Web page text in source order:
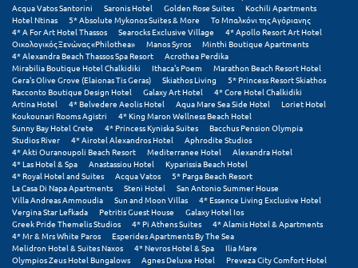
Παύλιανη
Πειραιάς
Πελοπόννησος
Πήλιο
Πιερία
Πλαταμώνας
Πλύτρα Λακωνίας
Πόρος
Πόρτο Χέλι
Acqua Vatos Santorini
Saronis Hotel Golden Rose Suites
Kochili Apartments
Hotel Ntinas
5* Absolute Mykonos Suites & More
Το Μπαλκόνι της Αγόριανης
4* A For Art Hotel Thassos
Searocks Exclusive Village
4* Apollo Resort Art Hotel
Οικολογικός Ξενώνας «Philothea»
Manos Syros
Minthi Boutique Apartments
4* Alexandra Beach Thassos Spa Resort
Acrothea Perdika
Mirabilia Boutique Hotel Chalkidiki
Ithaca's Poem
Marathon Beach Resort Hotel
Gera's Olive Grove (Elaionas Tis Geras)
Skiathos Living
5* Princess Resort Skiathos
Racconto Boutique Design Hotel
Galaxy Art Hotel
4* Core Hotel Chalkidiki
Artina Hotel
4* Belvedere Aeolis Hotel Aqua Mare Sea Side Hotel
Loriet Hotel
Koukounari Rooms Agistri
4* King Maron Wellness Beach Hotel
Sunny Bay Hotel Crete
4* Princess Kyniska Suites
Bacchus Pension Olympia
Studios River
4* Airotel Alexandros Hotel
Aphrodite Studios
4* Akti Ouranoupoli Beach Resort
Mediterranee Hotel
Alexandra Hotel
4* Las Hotel & Spa
Anastassiou Hotel
Kyparissia Beach Hotel
4* Royal Hotel and Suites
Acqua Vatos
5* Parga Beach Resort
La Casa Di Napa Apartments
Steni Hotel
San Antonio Summer House
Villa Andreas Ammoudia
Sun and Moon Villas
4* Essence Living Exclusive Hotel
Vergina Star Lefkada
Petritis Guest House
Galaxy Hotel Ios
Greek Pride Themelis Studios
4* Pi Athens Suites
4* Alamis Hotel & Apartments
4* Mr & Mrs White Paros
Esperides Apartments By The Sea
Melidron Hotel & Suites Naxos
4* Nevros Hotel & Spa
Ilia Mare
Olympios Zeus Hotel Bungalows
Agnes Deluxe Hotel
Preveza City Comfort Hotel